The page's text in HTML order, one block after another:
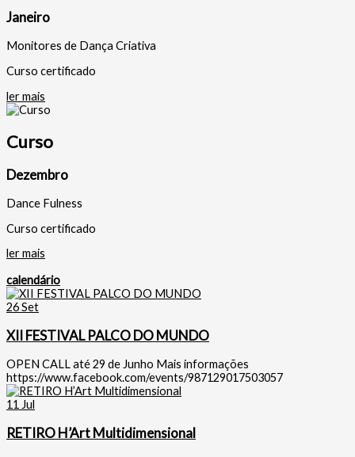
Janeiro
Monitores de Dança Criativa
Curso certificado
ler mais
Curso
Dezembro
Dance Fulness
Curso certificado
ler mais
calendário
26Set
XII FESTIVAL PALCO DO MUNDO
OPEN CALL até 29 de Junho Mais informações
https://www.facebook.com/events/987129017503057
11 Jul
RETIRO H’Art Multidimensional